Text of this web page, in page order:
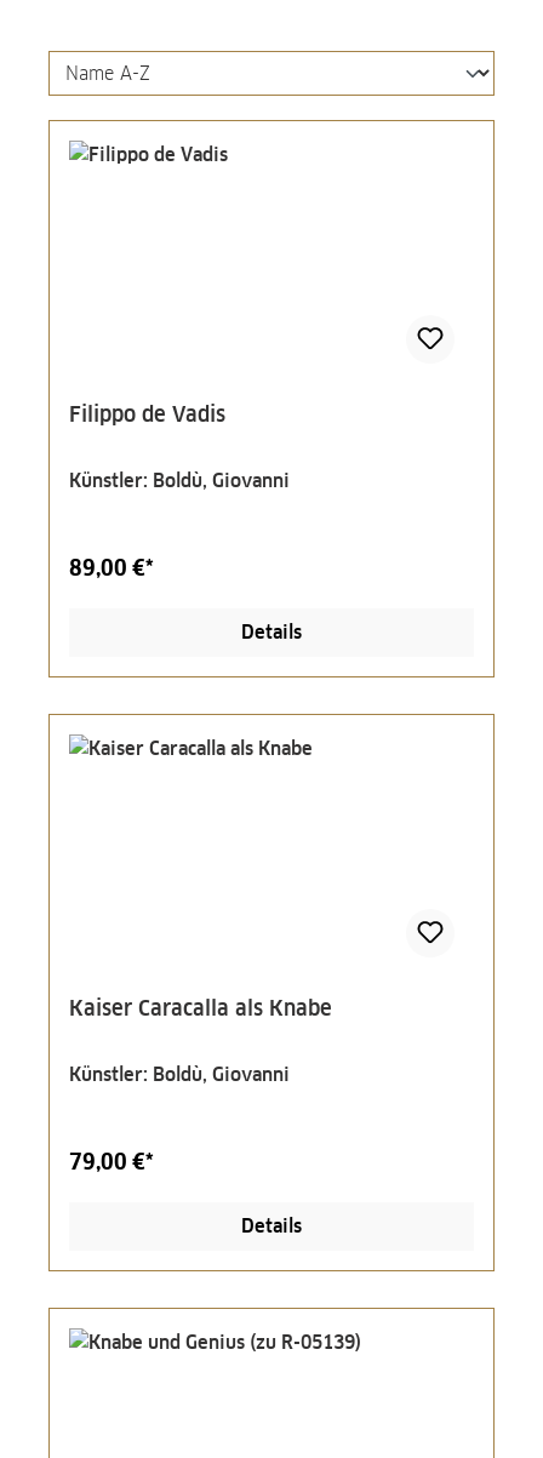
Filippo de Vadis
Künstler: Boldù, Giovanni
89,00 €*
Details
Kaiser Caracalla als Knabe
Künstler: Boldù, Giovanni
79,00 €*
Details